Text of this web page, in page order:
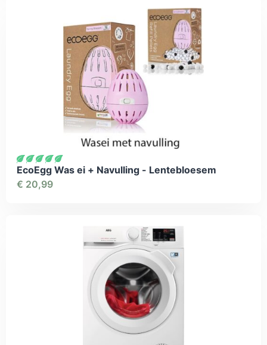
EcoEgg Was ei + Navulling - Lentebloesem
€ 20,99